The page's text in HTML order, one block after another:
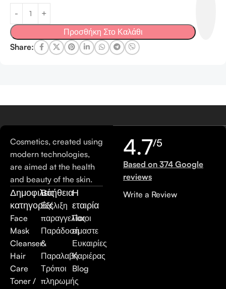
Προσθήκη Στο Καλάθι
Share:
Cosmetics, created using
modern technologies,
are aimed at the health
and beauty of the skin.
Δημοφιλείς
κατηγορίες
Face
Mask
Cleanser
Hair
Care
Toner /
Βοήθεια
Εξέλιξη
παραγγελίας
Παράδοση
&
Παραλαβή
Τρόποι
πληρωμής
Η
εταιρία
Ποιοι
είμαστε
Ευκαιρίες
Καριέρας
Blog
4.7/5
Based on 374 Google
reviews
Write a Review